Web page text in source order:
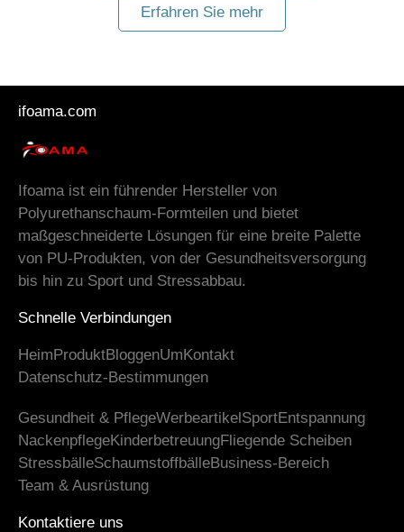
Erfahren Sie mehr
ifoama.com
Ifoama ist ein führender Hersteller von
Polyurethanschaum-Formteilen und bietet
maßgeschneiderte Lösungen für eine breite Palette
von PU-Produkten, von der Gesundheitsversorgung
bis hin zu Sport und Stressabbau.
Schnelle Verbindungen
HeimProduktBloggenUmKontakt
Datenschutz-Bestimmungen
Gesundheit & PflegeWerbeartikelSportEntspannung
NackenpflegeKinderbetreuungFliegende Scheiben
StressbälleSchaumstoffbälleBusiness-Bereich
Team & Ausrüstung
Kontaktiere uns